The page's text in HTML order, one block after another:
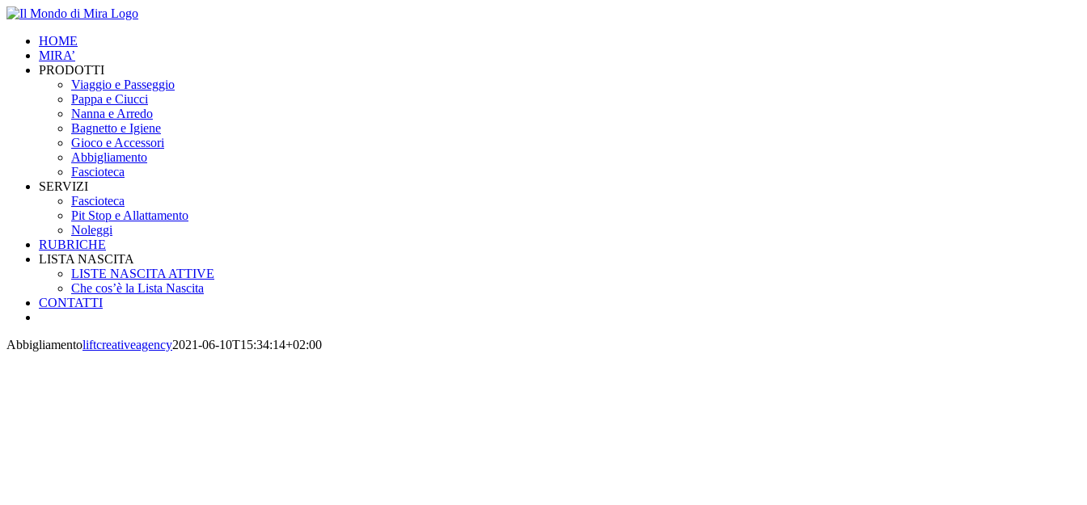
Salta
contenutoHOME
MIRA’
PRODOTTI
Viaggio e Passeggio
Pappa e Ciucci
Nanna e Arredo
Bagnetto e Igiene
Gioco e Accessori
Abbigliamento
Fascioteca
SERVIZI
Fascioteca
Pit Stop e Allattamento
Noleggi
RUBRICHE
LISTA NASCITA
LISTE NASCITA ATTIVE
Che cos’è la Lista Nascita
CONTATTI
Abbigliamentoliftcreativeagency2021-06-10T15:34:14+02:00